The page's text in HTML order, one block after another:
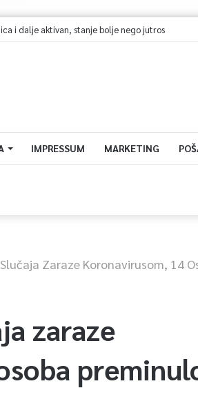
IMPRESSUM MARKETING
Slučaja Zaraze Koronavirusom, 14
zaraze